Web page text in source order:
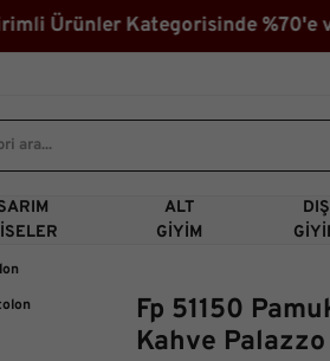
Kategorisinde
ALT
GIYIM
DIŞ
Fp 51150
Kahve